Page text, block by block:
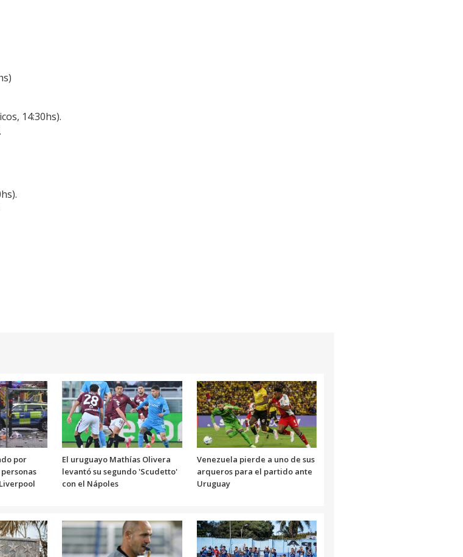
14:30hs).
por
El uruguayo Mathías Olivera
levantó su segundo 'Scudetto'
con el Nápoles
Venezuela pierde a uno de sus
arqueros para el partido ante
Uruguay